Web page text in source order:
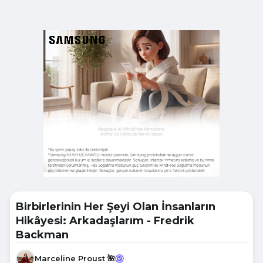
Birbirlerinin Her Şeyi Olan İnsanların
Hikâyesi: Arkadaşlarım - Fredrik
Backman
Marceline Proust 🌺